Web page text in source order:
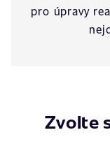
pro úpravy
Zvolte